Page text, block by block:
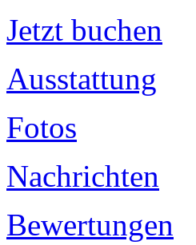
Jetzt buchen
Ausstattung
Fotos
Nachrichten
Bewertungen